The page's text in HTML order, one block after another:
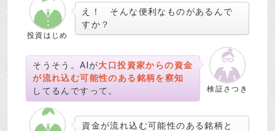
投資はじめ
え！ そんな便利なものがあるんで
すか？
検証さつき
そうそう。AIが大口投資家からの資金
が流れ込む可能性のある銘柄を察知
してるんですって。
資金が流れ込む可能性のある銘柄と